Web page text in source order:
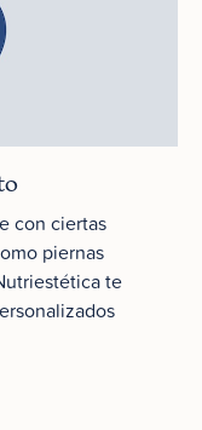
con ciertas
piernas
te